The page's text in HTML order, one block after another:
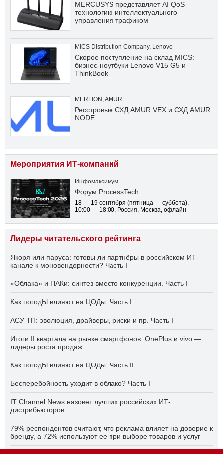
MERCUSYS представляет AI QoS —
технологию интеллектуального
управления трафиком
MICS Distribution Company, Lenovo
Скорое поступление на склад MICS:
бизнес-ноутбуки Lenovo V15 G5 и
ThinkBook
MERLION ,AMUR
Ресстровые СХД AMUR VEX и СХД AMUR
NODE
Мероприятия ИТ-компаний
Инфомаксимум
Форум ProcessTech
18 — 19 сентября (пятница — суббота),
10:00 — 18:00, Россия, Москва, офлайн
Лидеры читательского рейтинга
Якоря или паруса: готовы ли партнёры в российском ИТ-
канале к моновендорности? Часть I
«Облака» и ПАКи: синтез вместо конкуренции. Часть I
Как погодЫ влияют на ЦОДы. Часть I
АСУ ТП: эволюция, драйверы, риски и пр. Часть I
Итоги II квартала на рынке смартфонов: OnePlus и vivo —
лидеры роста продаж
Как погодЫ влияют на ЦОДы. Часть II
Бесперебойность уходит в облако? Часть I
IT Channel News назовет лучших российских ИТ-
дистрибьюторов
79% респондентов считают, что реклама влияет на доверие к
бренду, а 72% используют ее при выборе товаров и услуг